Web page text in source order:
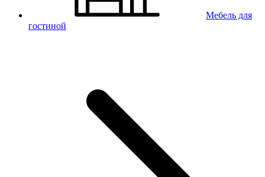
Мебель для
гостиной